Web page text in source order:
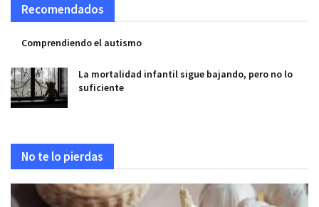
Recomendados
Comprendiendo el autismo
La mortalidad infantil sigue bajando, pero no lo
suficiente
No te lo pierdas